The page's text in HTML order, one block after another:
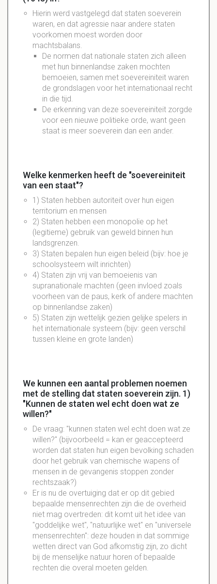
Hierin werd vastgelegd dat staten soeverein
waren, en dat agressie naar andere staten
voorkomen moest worden door
machtsbalans.
De normen dat nationale staten zich alleen
met hun binnenlandse zaken mochten
bemoeien, samen met soevereiniteit waren
de grondslagen voor het internationaal recht
in die tijd.
De erkenning van deze soevereiniteit zorgde
voor een nieuwe politieke orde, want geen
staat is meer soeverein dan een ander.
Welke kenmerken heeft de "soevereiniteit
van een staat"?
1) Staten hebben autoriteit over hun eigen
territorium en mensen
2) Staten hebben een monopolie op het
(legitieme) gebruik van geweld binnen hun
landsgrenzen.
3) Staten bepalen hun eigen beleid (bijv: hoe je
schoolsysteem wilt inrichten)
4) Staten zijn vrij van bemoeienis van
supranationale machten (geen invloed zoals
voorheen van de paus, kerk of andere machten
op binnenlandse zaken)
5) Staten zijn wettelijk gezien gelijke spelers in
het internationale systeem (bijv: geen verschil
tussen kleine en grote landen)
We kunnen een aantal problemen noemen
met de stelling dat staten soeverein zijn. 1)
"Kunnen de staten wel echt doen wat ze
willen?"
De vraag: "kunnen staten wel echt doen wat ze
willen?" (bijvoorbeeld = kan er geaccepteerd
worden dat staten hun eigen bevolking schaden
door het gebruik van chemische wapens of
mensen in de gevangenis stoppen zonder
rechtszaak?)
Er is nu de overtuiging dat er op dit gebied
bepaalde mensenrechten zijn die de overheid
niet mag overtreden: dit komt uit het idee van
"goddelijke wet", "natuurlijke wet" en "universele
mensenrechten": deze houden in dat sommige
wetten direct van God afkomstig zijn, zo dicht
bij de menselijke natuur horen of bepaalde
rechten die overal moeten gelden.